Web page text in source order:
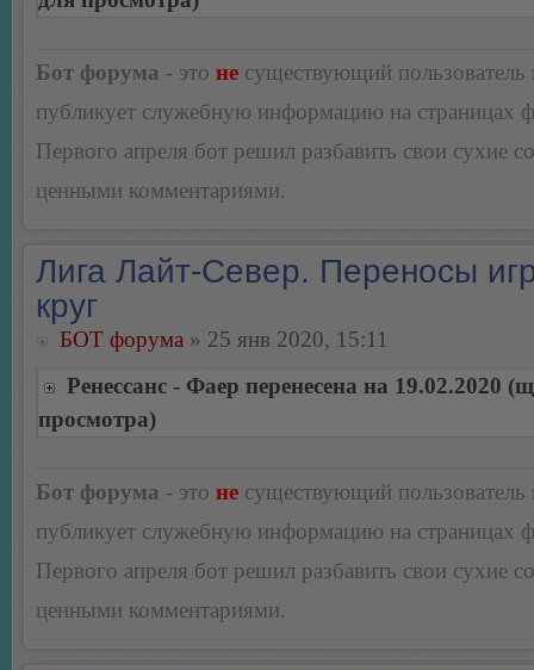
Бот форума - это не существующий пользователь
публикует служебную информацию на страницах
Первого апреля бот решил разбавить свои сухие
ценными комментариями.
Лига Лайт-Север. Переносы
круг
БОТ форума » 25 янв 2020, 15:11
Ренессанс - Фаер перенесена на 19.02.2020
просмотра)
Бот форума - это не существующий пользователь
публикует служебную информацию на страницах
Первого апреля бот решил разбавить свои сухие
ценными комментариями.